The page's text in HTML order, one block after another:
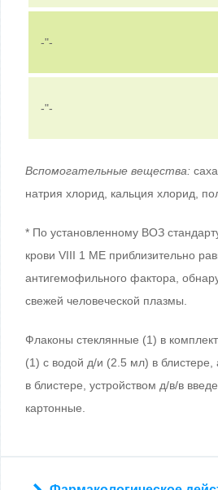
-"-
-"-
Вспомогательные вещества:
натрия хлорид, кальция хлорид,
* По установленному ВОЗ
крови VIII 1 МЕ приблизительно
антигемофильного фактора,
свежей человеческой плазмы.
Флаконы стеклянные (1) в
(1) с водой д/и (2.5 мл) в
в блистере, устройством д/в/в
картонные.